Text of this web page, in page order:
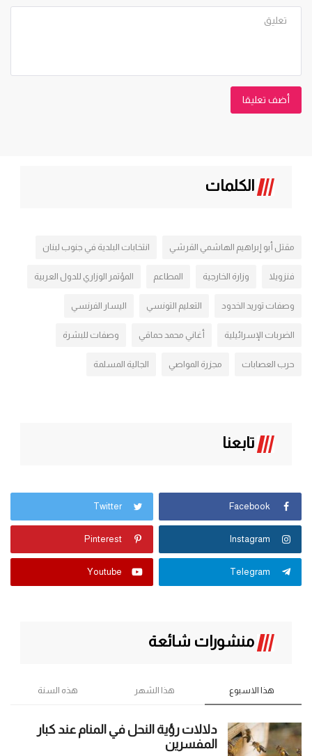
أضف تعليقا
الكلمات
مقتل أبو إبراهيم الهاشمي القرشي انتخابات البلدية في جنوب لبنان
فنزويلا وزارة الخارجية المطاعم المؤتمر الوزاري للدول العربية
وصفات توريد الخدود التعليم التونسي اليسار الفرنسي
الضربات الإسرائيلية أغاني محمد حماقي وصفات للبشرة
حرب العصابات مجزرة المواصي الجالية المسلمة
تابعنا
Facebook
Twitter
Instagram
Pinterest
Telegram
Youtube
منشورات شائعة
هذا الاسبوع هذا الشهر هذه السنة
دلالات رؤية النحل في المنام عند كبار
المفسرين